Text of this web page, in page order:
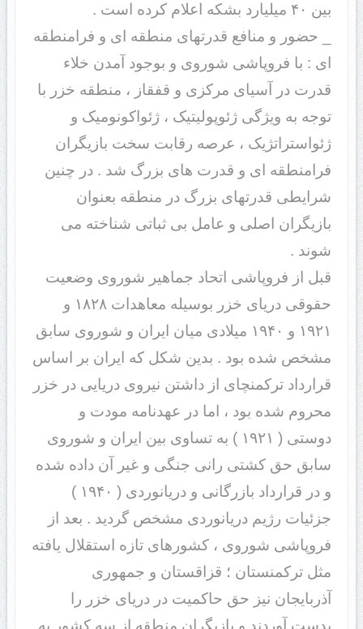
بین ۴۰ میلیارد بشکه اعلام کرده است .
_ حضور و منافع قدرتهای منطقه ای و فرامنطقه
ای : با فروپاشی شوروی و بوجود آمدن خلاء
قدرت در آسیای مرکزی و قفقاز ، منطقه خزر با
توجه به ویژگی ژئوپولیتیک ، ژئواکونومیک و
ژئواستراتژیک ، عرصه رقابت سخت بازیگران
فرامنطقه ای و قدرت های بزرگ شد . در چنین
شرایطی قدرتهای بزرگ در منطقه بعنوان
بازیگران اصلی و عامل بی ثباتی شناخته می
شوند .
قبل از فروپاشی اتحاد جماهیر شوروی وضعیت
حقوقی دریای خزر بوسیله معاهدات ۱۸۲۸ و
۱۹۲۱ و ۱۹۴۰ میلادی میان ایران و شوروی سابق
مشخص شده بود . بدین شکل که ایران بر اساس
قرارداد ترکمنچای از داشتن نیروی دریایی در خزر
محروم شده بود ، اما در عهدنامه مودت و
دوستی ( ۱۹۲۱ ) به تساوی بین ایران و شوروی
سابق حق کشتی رانی جنگی و غیر آن داده شده
و در قرارداد بازرگانی و دریانوردی ( ۱۹۴۰ )
جزئیات رژیم دریانوردی مشخص گردید . بعد از
فروپاشی شوروی ، کشورهای تازه استقلال یافته
مثل ترکمنستان ؛ قزاقستان و جمهوری
آذربایجان نیز حق حاکمیت در دریای خزر را
بدست آوردند و بازیگران منطقه از سه کشور به